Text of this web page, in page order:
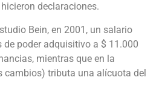
declaraciones.
Bein, en 2001, un salario
de poder adquisitivo a $ 11.000
mientras que en la
cambios) tributa una alícuota del